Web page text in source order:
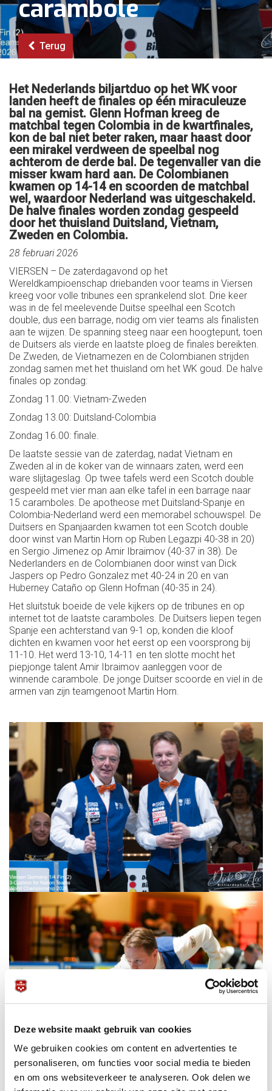
Deze website maakt gebruik van cookies
We gebruiken cookies om content en advertenties te
personaliseren, om functies voor social media te bieden
en om ons websiteverkeer te analyseren. Ook delen we
carambole
Terug
Het Nederlands biljartduo op het WK voor
landen heeft de finales op één miraculeuze
bal na gemist. Glenn Hofman kreeg de
matchbal tegen Colombia in de kwartfinales,
kon de bal niet beter raken, maar haast door
een mirakel verdween de speelbal nog
achterom de derde bal. De tegenvaller van die
misser kwam hard aan. De Colombianen
kwamen op 14-14 en scoorden de matchbal
wel, waardoor Nederland was uitgeschakeld.
De halve finales worden zondag gespeeld
door het thuisland Duitsland, Vietnam,
Zweden en Colombia.
28 februari 2026
VIERSEN – De zaterdagavond op het
Wereldkampioenschap driebanden voor teams in Viersen
kreeg voor volle tribunes een sprankelend slot. Drie keer
was in de fel meelevende Duitse speelhal een Scotch
double, dus een barrage, nodig om vier teams als finalisten
aan te wijzen. De spanning steeg naar een hoogtepunt, toen
de Duitsers als vierde en laatste ploeg de finales bereikten.
De Zweden, de Vietnamezen en de Colombianen strijden
zondag samen met het thuisland om het WK goud. De halve
finales op zondag:
Zondag 11.00: Vietnam-Zweden
Zondag 13.00: Duitsland-Colombia
Zondag 16.00: finale.
De laatste sessie van de zaterdag, nadat Vietnam en
Zweden al in de koker van de winnaars zaten, werd een
ware slijtageslag. Op twee tafels werd een Scotch double
gespeeld met vier man aan elke tafel in een barrage naar
15 caramboles. De apotheose met Duitsland-Spanje en
Colombia-Nederland werd een memorabel schouwspel. De
Duitsers en Spanjaarden kwamen tot een Scotch double
door winst van Martin Horn op Ruben Legazpi 40-38 in 20)
en Sergio Jimenez op Amir Ibraimov (40-37 in 38). De
Nederlanders en de Colombianen door winst van Dick
Jaspers op Pedro Gonzalez met 40-24 in 20 en van
Huberney Cataño op Glenn Hofman (40-35 in 24).
Het sluitstuk boeide de vele kijkers op de tribunes en op
internet tot de laatste caramboles. De Duitsers liepen tegen
Spanje een achterstand van 9-1 op, konden die kloof
dichten en kwamen voor het eerst op een voorsprong bij
11-10. Het werd 13-10, 14-11 en ten slotte mocht het
piepjonge talent Amir Ibraimov aanleggen voor de
winnende carambole. De jonge Duitser scoorde en viel in de
armen van zijn teamgenoot Martin Horn.